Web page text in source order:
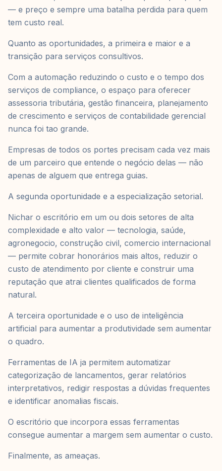
— e preço e sempre uma batalha perdida para quem
tem custo real.
Quanto as oportunidades, a primeira e maior e a
transição para serviços consultivos.
Com a automação reduzindo o custo e o tempo dos
serviços de compliance, o espaço para oferecer
assessoria tributária, gestão financeira, planejamento
de crescimento e serviços de contabilidade gerencial
nunca foi tao grande.
Empresas de todos os portes precisam cada vez mais
de um parceiro que entende o negócio delas — não
apenas de alguem que entrega guias.
A segunda oportunidade e a especialização setorial.
Nichar o escritório em um ou dois setores de alta
complexidade e alto valor — tecnologia, saúde,
agronegocio, construção civil, comercio internacional
— permite cobrar honorários mais altos, reduzir o
custo de atendimento por cliente e construir uma
reputação que atrai clientes qualificados de forma
natural.
A terceira oportunidade e o uso de inteligência
artificial para aumentar a produtividade sem aumentar
o quadro.
Ferramentas de IA ja permitem automatizar
categorização de lancamentos, gerar relatórios
interpretativos, redigir respostas a dúvidas frequentes
e identificar anomalias fiscais.
O escritório que incorpora essas ferramentas
consegue aumentar a margem sem aumentar o custo.
Finalmente, as ameaças.